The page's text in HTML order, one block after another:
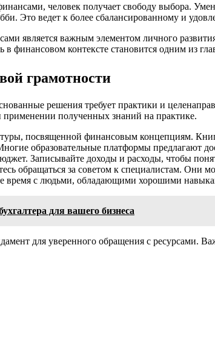
человек получает свободу выбора.
Это ведет к более сбалансированному и
является важным элементом личного
финансовом контексте становится одним из
грамотности
решения требует практики и
полученных знаний на практике.
посвященной финансовым концепциям.
образовательные платформы предлагают
Записывайте доходы и расходы, чтобы
обращаться за советом к специалистам.
время с людьми, обладающими хорошими
для вашего бизнеса
для уверенного обращения с ресурсами.